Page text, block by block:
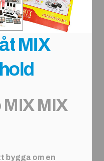
MIX
MIX
bygga om en